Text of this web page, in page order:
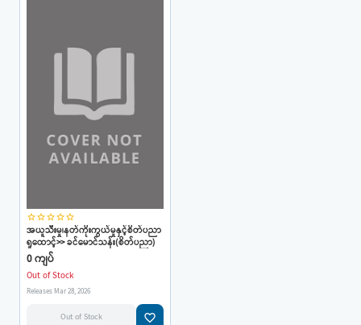
star_borderstar_borderstar_borderstar_borderstar_border
အယူသီးမှု၊နတ်ကိုးကွယ်မှုနှင့်စိတ်ပညာ
ရှုထောင့်>> ခင်မောင်သန်း(စိတ်ပညာ)
0 ကျပ်
Out of Stock
Releases Mar 28, 2026
Out of Stock favorite_border